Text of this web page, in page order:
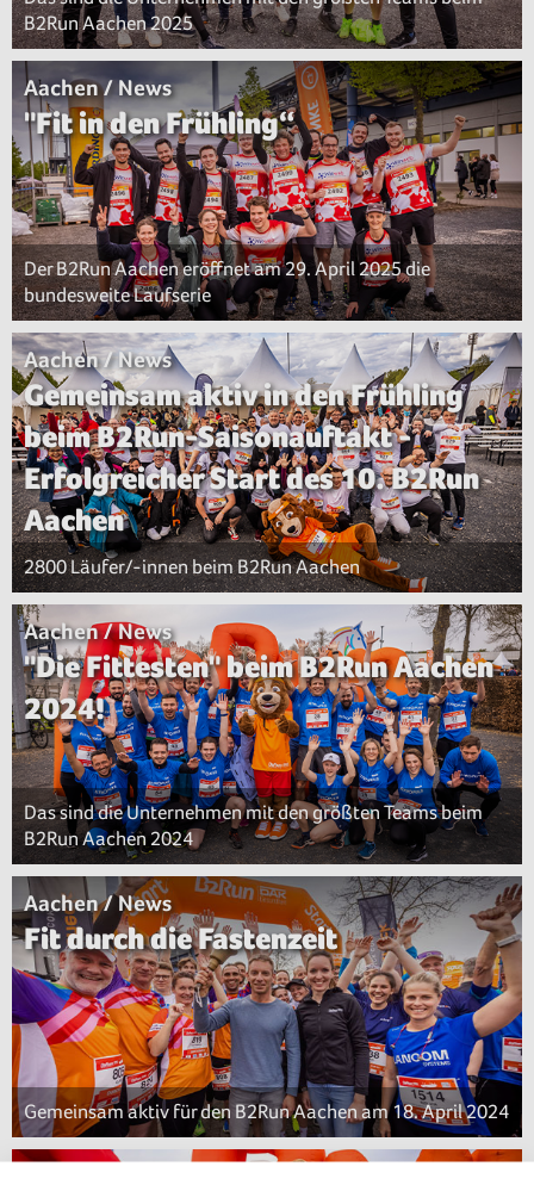
B2Run Aachen 2025
Aachen / News
"Fit in den Frühling“
Der B2Run Aachen eröffnet am 29. April 2025 die
bundesweite Laufserie
Aachen / News
Gemeinsam aktiv in den Frühling
beim B2Run-Saisonauftakt -
Erfolgreicher Start des 10. B2Run
Aachen
2800 Läufer/-innen beim B2Run Aachen
Aachen / News
"Die Fittesten" beim B2Run Aachen
2024!
Das sind die Unternehmen mit den größten Teams beim
B2Run Aachen 2024
Aachen / News
Fit durch die Fastenzeit
Gemeinsam aktiv für den B2Run Aachen am 18. April 2024